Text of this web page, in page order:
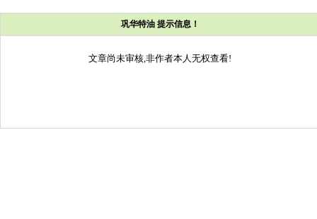
巩华特油 提示信息！
文章尚未审核,非作者本人无权查看!